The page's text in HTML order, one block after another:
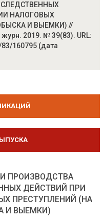
НАЛОГОВЫХ
И ВЫЕМКИ) //
2019. № 39(83). URL:
160795 (дата
ПРОИЗВОДСТВА
ДЕЙСТВИЙ ПРИ
ПРЕСТУПЛЕНИЙ (НА
И ВЫЕМКИ)